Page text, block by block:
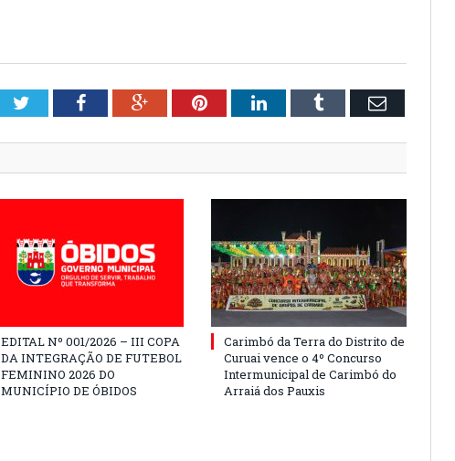
TwitterFacebookGoogle+PinterestLinkedInTumblr Email
EDITAL Nº 001/2026 – III COPA
DA INTEGRAÇÃO DE FUTEBOL
FEMININO 2026 DO
MUNICÍPIO DE ÓBIDOS
Carimbó da Terra do Distrito de
Curuai vence o 4º Concurso
Intermunicipal de Carimbó do
Arraiá dos Pauxis